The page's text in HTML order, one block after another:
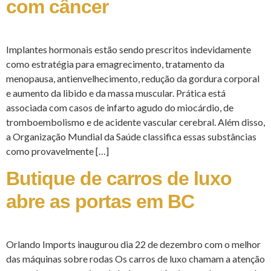
com câncer
Implantes hormonais estão sendo prescritos indevidamente
como estratégia para emagrecimento, tratamento da
menopausa, antienvelhecimento, redução da gordura corporal
e aumento da libido e da massa muscular. Prática está
associada com casos de infarto agudo do miocárdio, de
tromboembolismo e de acidente vascular cerebral. Além disso,
a Organização Mundial da Saúde classifica essas substâncias
como provavelmente […]
Butique de carros de luxo
abre as portas em BC
Orlando Imports inaugurou dia 22 de dezembro com o melhor
das máquinas sobre rodas Os carros de luxo chamam a atenção